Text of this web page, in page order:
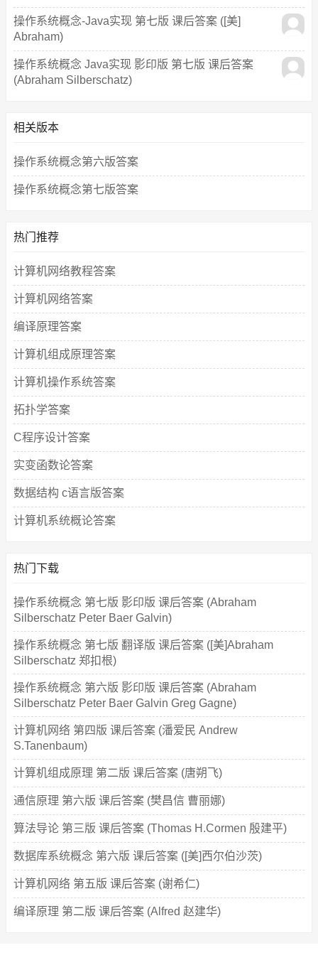
操作系统概念-Java实现 第七版 课后答案 ([美]
Abraham)
操作系统概念 Java实现 影印版 第七版 课后答案
(Abraham Silberschatz)
相关版本
操作系统概念第六版答案
操作系统概念第七版答案
热门推荐
计算机网络教程答案
计算机网络答案
编译原理答案
计算机组成原理答案
计算机操作系统答案
拓扑学答案
C程序设计答案
实变函数论答案
数据结构 c语言版答案
计算机系统概论答案
热门下载
操作系统概念 第七版 影印版 课后答案 (Abraham
Silberschatz Peter Baer Galvin)
操作系统概念 第七版 翻译版 课后答案 ([美]Abraham
Silberschatz 郑扣根)
操作系统概念 第六版 影印版 课后答案 (Abraham
Silberschatz Peter Baer Galvin Greg Gagne)
计算机网络 第四版 课后答案 (潘爱民 Andrew
S.Tanenbaum)
计算机组成原理 第二版 课后答案 (唐朔飞)
通信原理 第六版 课后答案 (樊昌信 曹丽娜)
算法导论 第三版 课后答案 (Thomas H.Cormen 殷建平)
数据库系统概念 第六版 课后答案 ([美]西尔伯沙茨)
计算机网络 第五版 课后答案 (谢希仁)
编译原理 第二版 课后答案 (Alfred 赵建华)